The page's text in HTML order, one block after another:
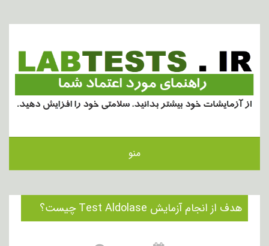
منو
هدف از انجام آزمایش Test Aldolase چیست؟